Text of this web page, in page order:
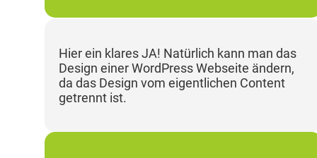
Hier ein klares JA! Natürlich kann man das
Design einer WordPress Webseite ändern,
da das Design vom eigentlichen Content
getrennt ist.